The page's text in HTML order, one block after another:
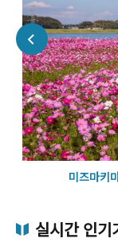
미즈마키
실시간 인기